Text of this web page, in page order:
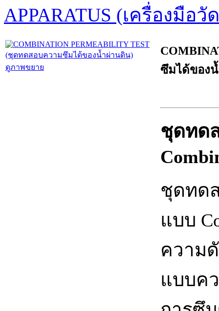
APPARATUS (เครื่องมือ
ดูภาพขยาย
ซึมได้ของ
ชุดทด
ชุดทด
แบบ
ความ
แบบค